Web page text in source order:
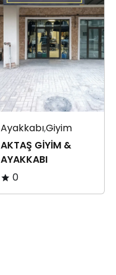
Ayakkabı,Giyim
AKTAŞ GİYİM &
AYAKKABI
0